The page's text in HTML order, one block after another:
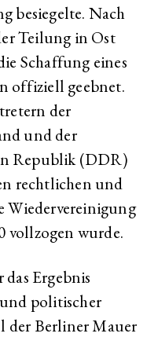
besiegelte. Nach
Teilung in Ost
Schaffung eines
offiziell geebnet.
der
und der
Republik (DDR)
rechtlichen und
Wiedervereinigung
vollzogen wurde.
Ergebnis
politischer
der Berliner Mauer